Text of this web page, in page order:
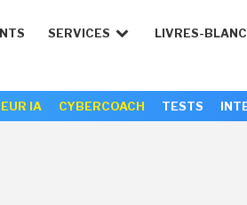
SERVICES LIVRES-
IA CYBERCOACH TESTS